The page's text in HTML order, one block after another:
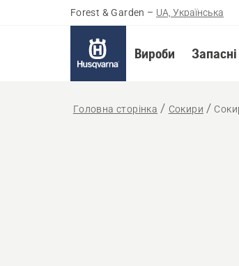
Forest & Garden – UA, Українська
Вироби
Головна сторінка Сокири